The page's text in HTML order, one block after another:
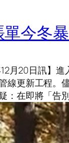
今冬
12月20日訊】
線更新工程。
：在即將「告